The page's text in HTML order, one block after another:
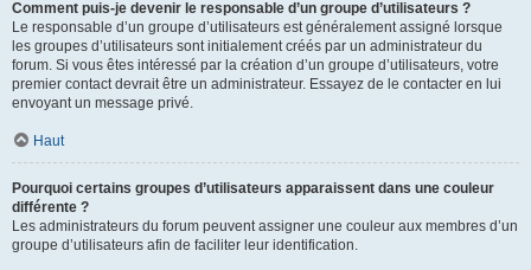
Comment puis-je devenir le responsable d’un groupe d’utilisateurs ?
Le responsable d’un groupe d’utilisateurs est généralement assigné lorsque
les groupes d’utilisateurs sont initialement créés par un administrateur du
forum. Si vous êtes intéressé par la création d’un groupe d’utilisateurs, votre
premier contact devrait être un administrateur. Essayez de le contacter en lui
envoyant un message privé.
Haut
Pourquoi certains groupes d’utilisateurs apparaissent dans une couleur
différente ?
Les administrateurs du forum peuvent assigner une couleur aux membres d’un
groupe d’utilisateurs afin de faciliter leur identification.